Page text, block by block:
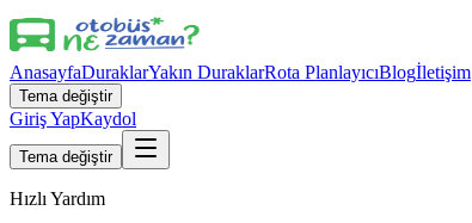
AnasayfaDuraklarYakın DuraklarRota PlanlayıcıBlogİletişim
Tema değiştir
Giriş YapKaydol
Tema değiştir
Hızlı Yardım